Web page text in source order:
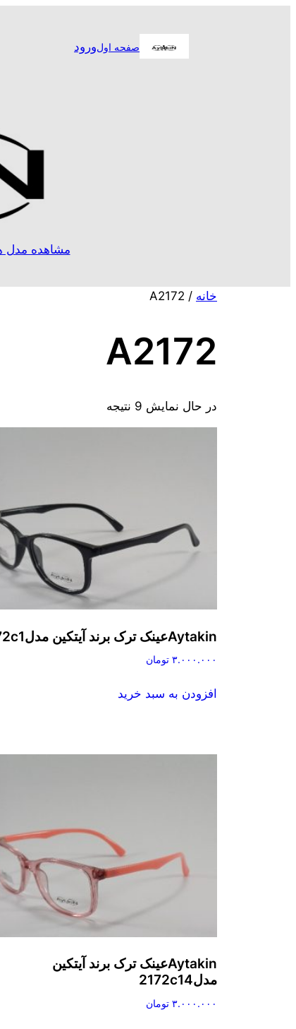
صفحه اولورود
مشاهده مدل
خانه / A2172
A2172
در حال نمایش 9 نتیجه
Aytakinعینک ترک برند آیتکین مدل2172c1
۳.۰۰۰.۰۰۰ تومان
افزودن به سبد خرید
Aytakinعینک ترک برند آیتکین
مدل2172c14
۳.۰۰۰.۰۰۰ تومان